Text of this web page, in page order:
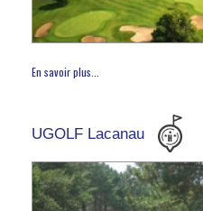
En savoir plus...
UGOLF Lacanau